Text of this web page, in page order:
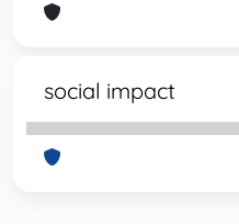
social impact